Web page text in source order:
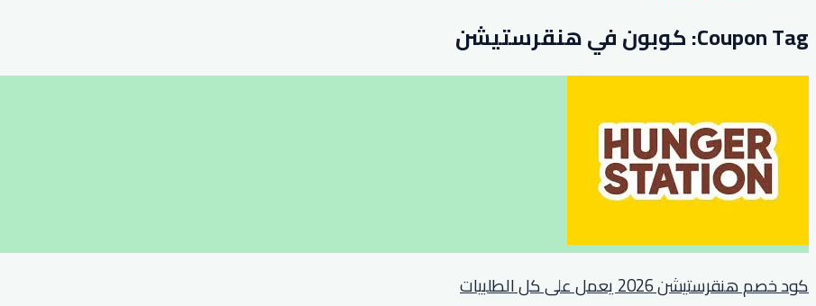
Coupon Tag: كوبون في هنقرستيشن
كود خصم هنقرستيشن 2026 يعمل على كل الطلبيات